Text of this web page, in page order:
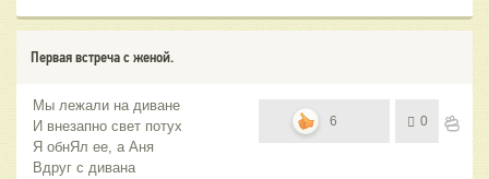
Первая встреча с женой.
Мы лежали на диване
И внезапно свет потух
Я обнЯл ее, а Аня
Вдруг с дивана
6 0